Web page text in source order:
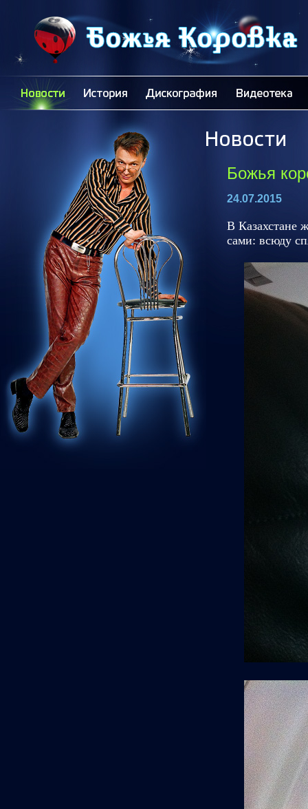
Божья
24.07.2015
В Казахстане
сами: всюду